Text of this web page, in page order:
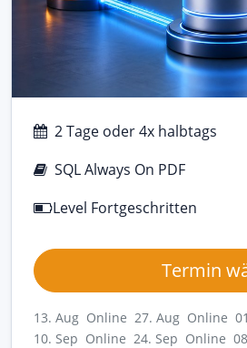
2 Tage oder 4x halbtags
SQL Always On PDF
Level Fortgeschritten
Termin
13. Aug Online 27. Aug Online
10. Sep Online 24. Sep Online